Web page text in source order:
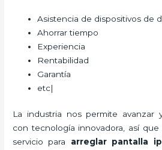
Asistencia de dispositivos de
Ahorrar tiempo
Experiencia
Rentabilidad
Garantía
etc|
La industria nos permite avanzar
con tecnología innovadora, así
servicio para arreglar pantalla